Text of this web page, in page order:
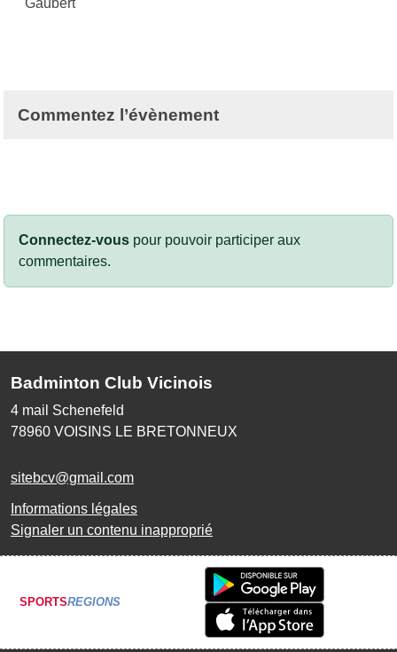
Commentez l’évènement
Connectez-vous pour pouvoir participer aux
commentaires.
Badminton Club Vicinois
4 mail Schenefeld
78960 VOISINS LE BRETONNEUX
sitebcv@gmail.com
Informations légales
Signaler un contenu inapproprié
SPORTSREGIONS